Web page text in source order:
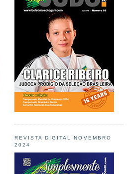
REVISTA DIGITAL NOVEMBRO
2024